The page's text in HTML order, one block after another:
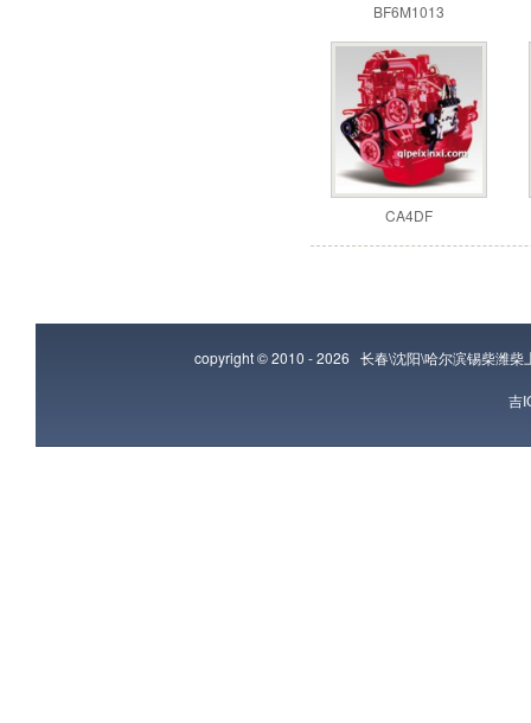
BF6M1013
CA4DF
copyright © 2010 - 2026 长春\沈阳\哈尔滨锡柴潍柴
吉